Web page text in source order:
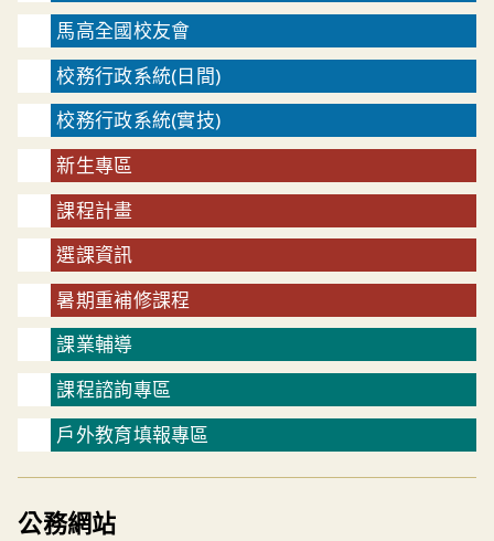
馬高全國校友會
校務行政系統(日間)
校務行政系統(實技)
新生專區
課程計畫
選課資訊
暑期重補修課程
課業輔導
課程諮詢專區
戶外教育填報專區
公務網站